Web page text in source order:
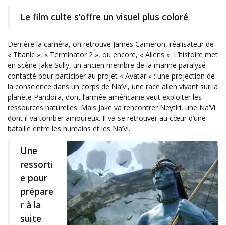
Le film culte s’offre un visuel plus coloré
Derrière la caméra, on retrouve James Cameron, réalisateur de
« Titanic », « Terminator 2 », ou encore, « Aliens ». L’histoire met
en scène Jake Sully, un ancien membre de la marine paralysé
contacté pour participer au projet « Avatar » : une projection de
la conscience dans un corps de Na’Vi, une race alien vivant sur la
planète Pandora, dont l’armée américaine veut exploiter les
ressources naturelles. Mais Jake va rencontrer Neytiri, une Na’Vi
dont il va tomber amoureux. Il va se retrouver au cœur d’une
bataille entre les humains et les Na’Vi.
Une
ressorti
e pour
prépare
r à la
suite